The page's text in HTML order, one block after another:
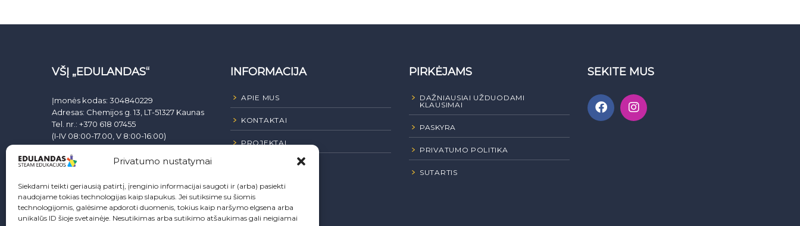
Privatumo nustatymai
Siekdami teikti geriausią patirtį, įrenginio informacijai saugoti ir (arba) pasiekti
naudojame tokias technologijas kaip slapukus. Jei sutiksime su šiomis
technologijomis, galėsime apdoroti duomenis, tokius kaip naršymo elgsena arba
unikalūs ID šioje svetainėje. Nesutikimas arba sutikimo atšaukimas gali neigiamai
VŠĮ „EDULANDAS“
Įmonės kodas: 304840229
Adresas: Chemijos g. 13, LT-51327 Kaunas
Tel. nr.: +370 618 07455
(I-IV 08:00-17.00, V 8:00-16:00)
El. paštas:info@edulandas.lt
Sąsk. nr.: LT407044060008224299 AB SEB
Ginčai dėl sutarties netinkamo vykdymo
ar nevykdymo ne teisme nagrinėjami
Lietuvos Respublikos vartotojų teisių
INFORMACIJA
APIE MUS
KONTAKTAI
PROJEKTAI
VIEŠIEJI PIRKIMAI
PIRKĖJAMS
DAŽNIAUSIAI UŽDUODAMI
KLAUSIMAI
PASKYRA
PRIVATUMO POLITIKA
SUTARTIS
SEKITE MUS